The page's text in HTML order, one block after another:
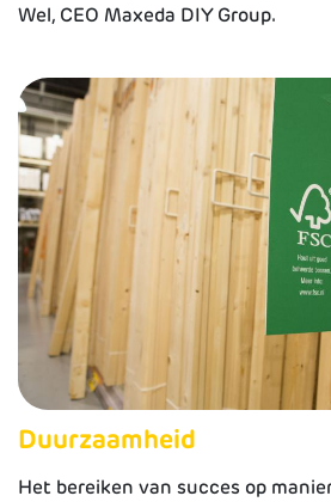
Wel, CEO Maxeda DIY Group.
Duurzaamheid
Het bereiken van succes op